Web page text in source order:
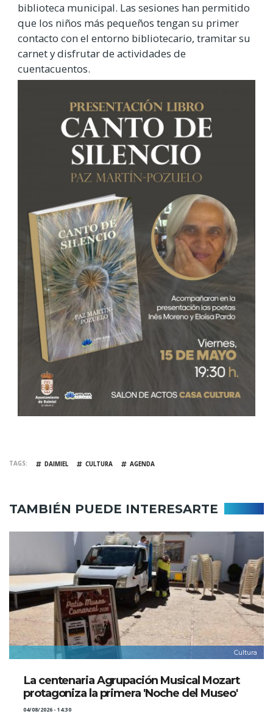
biblioteca municipal. Las sesiones han permitido
que los niños más pequeños tengan su primer
contacto con el entorno bibliotecario, tramitar su
carnet y disfrutar de actividades de
cuentacuentos.
TAGS DAIMIEL CULTURA AGENDA
TAMBIÉN PUEDE INTERESARTE
Cultura
La centenaria Agrupación Musical Mozart
protagoniza la primera 'Noche del Museo'
04/08/2026 - 14:30